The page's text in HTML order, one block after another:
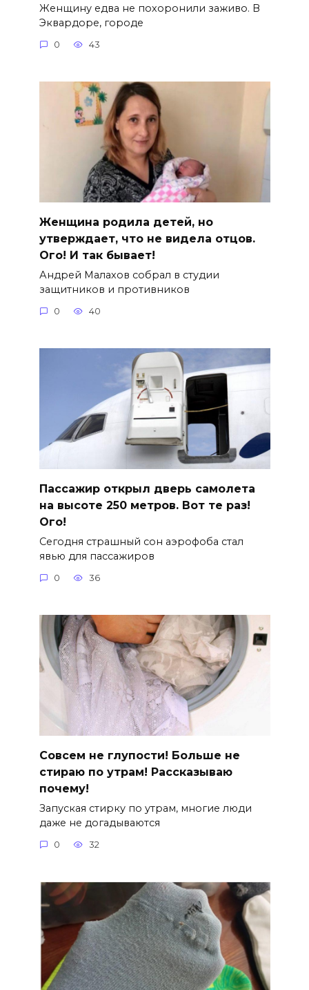
Женщину едва не похоронили заживо. В
Эквардоре, городе
0 43
Женщина родила детей, но
утверждает, что не видела отцов.
Ого! И так бывает!
Андрей Малахов собрал в студии
защитников и противников
0 40
Пассажир открыл дверь самолета
на высоте 250 метров. Вот те раз!
Ого!
Сегодня страшный сон аэрофоба стал
явью для пассажиров
0 36
Совсем не глупости! Больше не
стираю по утрам! Рассказываю
почему!
Запуская стирку по утрам, многие люди
даже не догадываются
0 32